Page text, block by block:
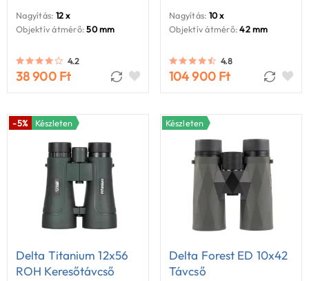
Nagyítás: 12 x
Objektív átmérő: 50 mm
4.2
38 900 Ft
Nagyítás: 10 x
Objektív átmérő: 42 mm
4.8
104 900 Ft
-5% Készleten
Delta Titanium 12x56
ROH Keresőtávcső
Készleten
Delta Forest ED 10x42
Távcső